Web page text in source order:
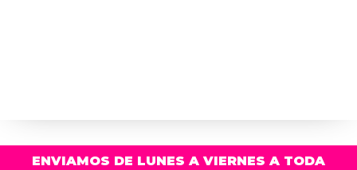
ENVIAMOS DE LUNES A VIERNES A TODA